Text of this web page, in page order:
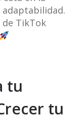
de TikTok
tu
tu